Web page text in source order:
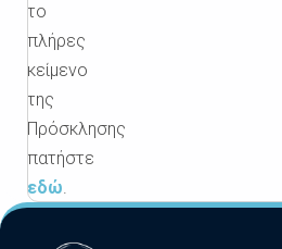
το
πλήρες
κείμενο
της
Πρόσκλησης
πατήστε
εδώ.